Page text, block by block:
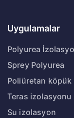
Uygulamalar
Polyurea
Sprey Polyurea
Poliüretan köpük
Teras izolasyonu
Su izolasyon